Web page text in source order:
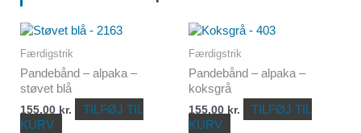
Færdigstrik
Pandebånd – alpaka –
støvet blå
155,00 kr.
TILFØJ TIL
KURV
Færdigstrik
Pandebånd – alpaka –
koksgrå
155,00 kr.
TILFØJ TIL
KURV